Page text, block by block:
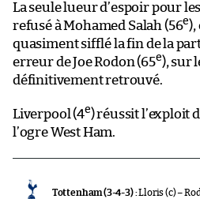
La seule lueur d’espoir pour
refusé à Mohamed Salah (56e),
quasiment sifflé la fin de la
erreur de Joe Rodon (65e), sur
définitivement retrouvé.
Liverpool (4e) réussit l’exploit
l’ogre West Ham.
Tottenham (3-4-3) :Lloris (c) –